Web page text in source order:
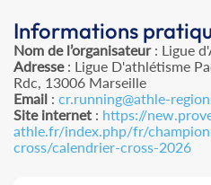
Informations
Nom de l’organisateur: Ligue
Adresse: Ligue D'athlétisme
Rdc, 13006 Marseille
Email : cr.running@athle-
Site internet : https://
athle.fr/index.php/fr/
cross/calendrier-cross-2026